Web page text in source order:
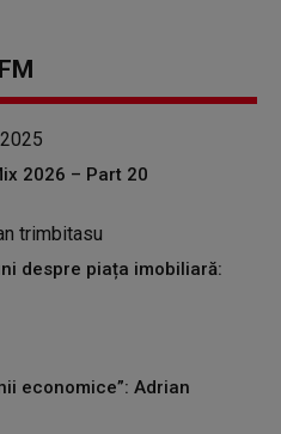
2026 – Part 20
despre piața imobiliară:
economice”: Adrian